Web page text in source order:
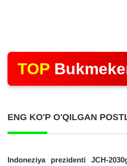
TOP
ENG KO'P O'QILGAN
Indoneziya prezidenti JCH-